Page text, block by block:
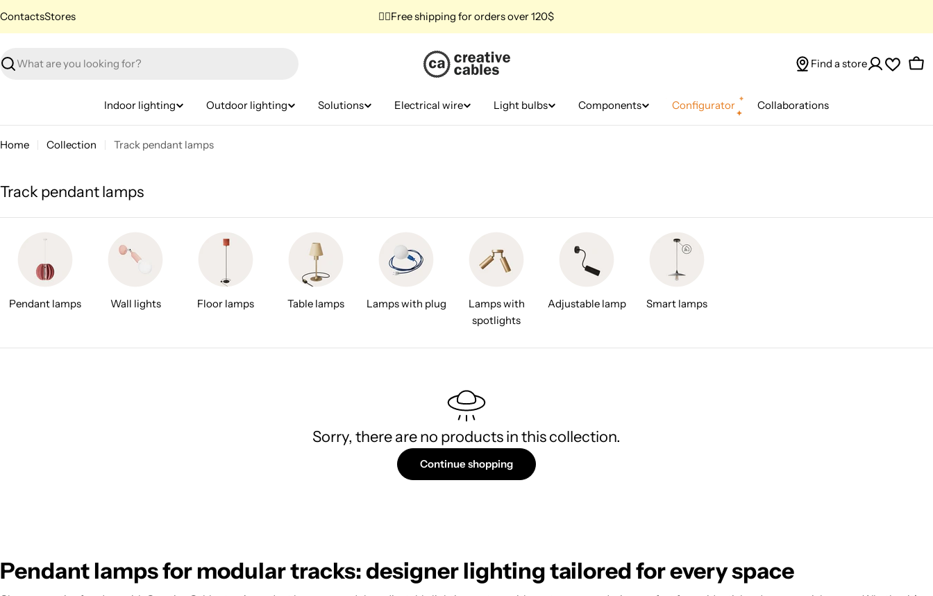
to
ContactsStores ✌🏼Free shipping for orders over 120$
Search
Find a store
Indoor lighting Outdoor lighting Solutions Electrical wire Light bulbs Components Configurator Collaborations
Home Collection Track pendant lamps
C
o
i
Track pendant lamps
Pendant lamps Wall lights Floor lamps Table lamps Lamps with plug
Lamps with
spotlights
Adjustable lamp Smart lamps
Sorry, there are no products in this collection.
Continue shopping
Pendant lamps for modular tracks: designer lighting tailored for every space